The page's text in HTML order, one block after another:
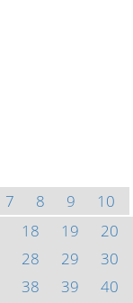
7 8 9
10
18 19
20
28 29
30
38 39
40